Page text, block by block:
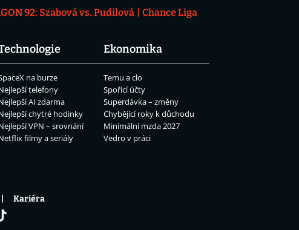
92: Szabová vs. Pudilová
Chance Liga
na burze
telefony
AI zdarma
chytré hodinky
VPN – srovnání
filmy a seriály
Ekonomika
Temu a clo
Spořicí účty
Superdávka – změny
Chybějící roky k důchodu
Minimální mzda 2027
Vedro v práci
Kariéra